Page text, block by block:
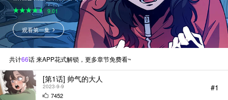
吴柿柿是个啃老族，人如其名整日
无所事事、资质平庸，卡里的余额
永远只有几百块。每天宅在家里点
外卖，水槽里是几天没有清洗的餐
具，空闲时间除了打游戏就是睡
觉……明知道应该出去找工作，但
在当下社会竞争如此激烈的环境
下，总会心生畏惧选择蜗居在自己
的象牙塔里，这样的她还能摆脱无
业游民的命运吗？
9.01
观看第一集
共计66话 来APP花式解锁，更多章节免费看~
[第1话] 帅气的大人
2023-9-9
7452
#1